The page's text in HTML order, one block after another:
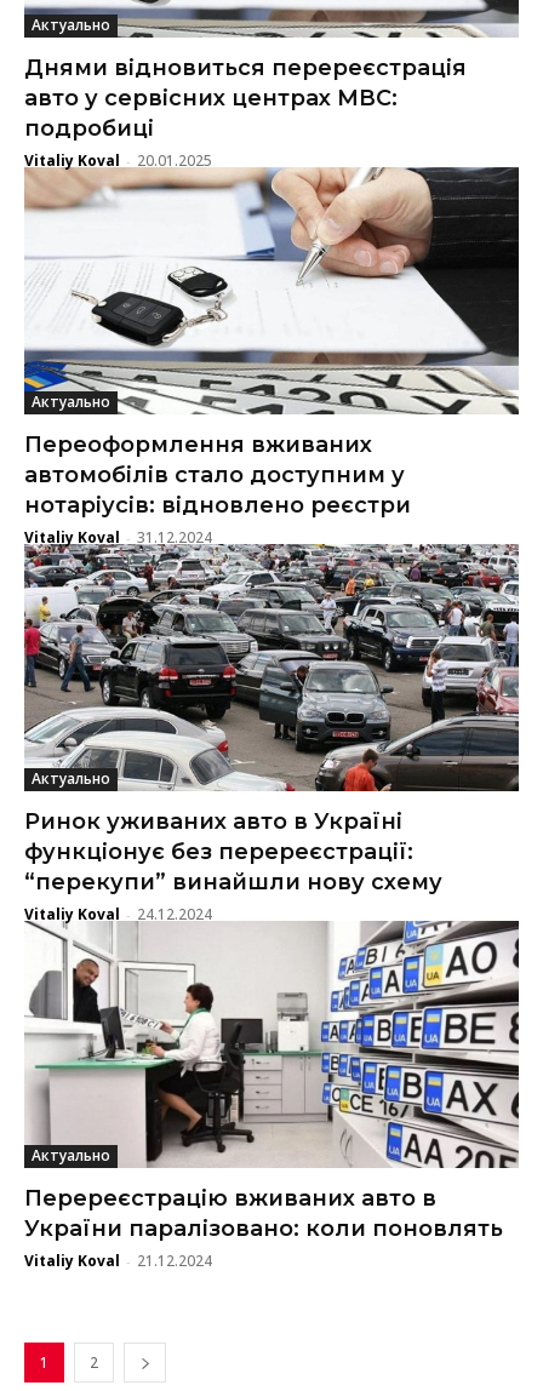
Актуально
Днями відновиться перереєстрація
авто у сервісних центрах МВС:
подробиці
Vitaliy Koval - 20.01.2025
Актуально
Переоформлення вживаних
автомобілів стало доступним у
нотаріусів: відновлено реєстри
Vitaliy Koval - 31.12.2024
Актуально
Ринок уживаних авто в Україні
функціонує без перереєстрації:
“перекупи” винайшли нову схему
Vitaliy Koval - 24.12.2024
Актуально
Перереєстрацію вживаних авто в
України паралізовано: коли поновлять
Vitaliy Koval - 21.12.2024
1 2